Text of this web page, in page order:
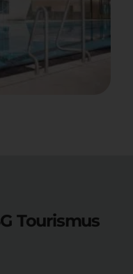
Tourismus